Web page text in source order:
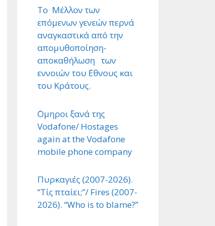
Το Μέλλον των
επόμενων γενεών περνά
αναγκαστικά από την
απομυθοποίηση-
αποκαθήλωση των
εννοιών του ΄Εθνους και
του Κράτους.
΄Ομηροι ξανά της
Vodafone/ Hostages
again at the Vodafone
mobile phone company
Πυρκαγιές (2007-2026).
“Τίς πταίει;”/ Fires (2007-
2026). “Who is to blame?”